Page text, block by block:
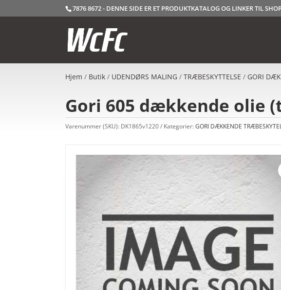
7876 8672 - DENNE SIDE ER ET PRODUKTKATALOG OG LINKER TIL
Hjem / Butik / UDENDØRS MALING /TRÆBESKYTTELSE / GORI
Gori 605 dækkende olie
Varenummer (SKU): DK1865v1220 Kategorier:GORI DÆKKENDE